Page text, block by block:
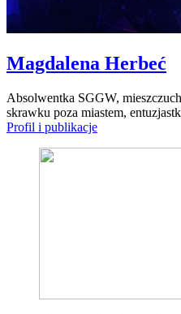
Magdalena Herbeć
Absolwentka SGGW,
skrawku poza miastem,
Profil i publikacje